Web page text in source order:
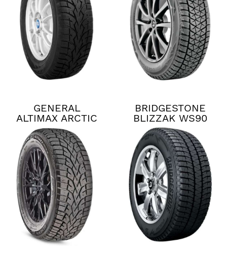
GENERAL
ALTIMAX ARCTIC
12
BRIDGESTONE
BLIZZAK WS90